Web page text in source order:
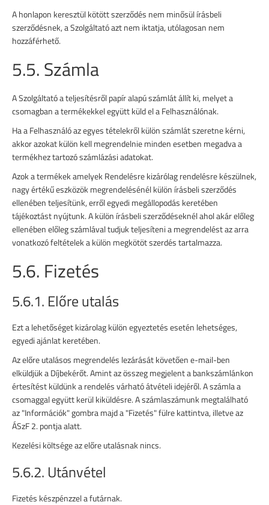
A honlapon keresztül kötött szerződés nem minősül írásbeli
szerződésnek, a Szolgáltató azt nem iktatja, utólagosan nem
hozzáférhető.
5.5. Számla
A Szolgáltató a teljesítésről papír alapú számlát állít ki, melyet a
csomagban a termékekkel együtt küld el a Felhasználónak.
Ha a Felhasználó az egyes tételekről külön számlát szeretne kérni,
akkor azokat külön kell megrendelnie minden esetben megadva a
termékhez tartozó számlázási adatokat.
Azok a termékek amelyek Rendelésre kizárólag rendelésre készülnek,
nagy értékű eszközök megrendelésénél külön írásbeli szerződés
ellenében teljesítünk, erről egyedi megállopodás keretében
tájékoztást nyújtunk. A külön írásbeli szerződéseknél ahol akár előleg
ellenében előleg számlával tudjuk teljesíteni a megrendelést az arra
vonatkozó feltételek a külön megkötöt szerdés tartalmazza.
5.6. Fizetés
5.6.1. Előre utalás
Ezt a lehetőséget kizárolag külön egyeztetés esetén lehetséges,
egyedi ajánlat keretében.
Az előre utalásos megrendelés lezárását követően e-mail-ben
elküldjük a Díjbekérőt. Amint az összeg megjelent a bankszámlánkon
értesítést küldünk a rendelés várható átvételi idejéről. A számla a
csomaggal együtt kerül kiküldésre. A számlaszámunk megtalálható
az "Információk" gombra majd a "Fizetés" fülre kattintva, illetve az
ÁSzF 2. pontja alatt.
Kezelési költsége az előre utalásnak nincs.
5.6.2. Utánvétel
Fizetés készpénzzel a futárnak.